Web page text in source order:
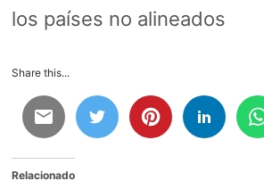
los países no alineados
Share this...
Relacionado